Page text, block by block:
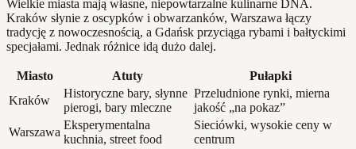
Wielkie miasta mają własne, niepowtarzalne kulinarne DNA.
Kraków słynie z oscypków i obwarzanków, Warszawa łączy
tradycję z nowoczesnością, a Gdańsk przyciąga rybami i bałtyckimi
specjałami. Jednak różnice idą dużo dalej.
Miasto Atuty
Pułapki
Kraków
Historyczne bary, słynne
pierogi, bary mleczne
Przeludnione rynki, mierna
jakość „na pokaz”
Warszawa
Eksperymentalna
kuchnia, street food
Sieciówki, wysokie ceny w
centrum